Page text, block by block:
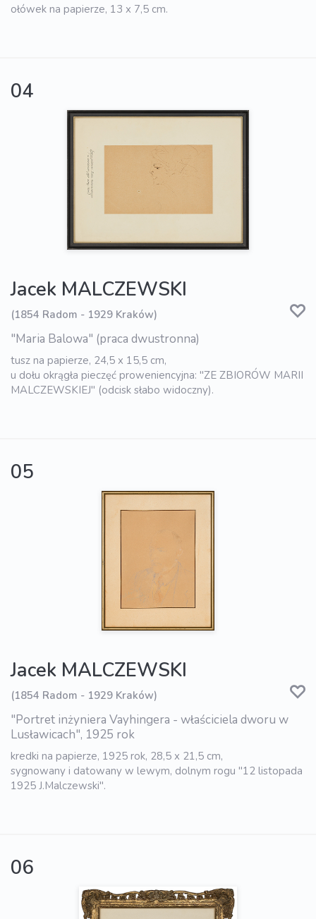
ołówek na papierze, 13 x 7,5 cm.
04
Jacek MALCZEWSKI
(1854 Radom - 1929 Kraków)
"Maria Balowa" (praca dwustronna)
tusz na papierze, 24,5 x 15,5 cm,
u dołu okrągła pieczęć proweniencyjna: "ZE ZBIORÓW MARII
MALCZEWSKIEJ" (odcisk słabo widoczny).
05
Jacek MALCZEWSKI
(1854 Radom - 1929 Kraków)
"Portret inżyniera Vayhingera - właściciela dworu w
Lusławicach", 1925 rok
kredki na papierze, 1925 rok, 28,5 x 21,5 cm,
sygnowany i datowany w lewym, dolnym rogu "12 listopada
1925 J.Malczewski".
06